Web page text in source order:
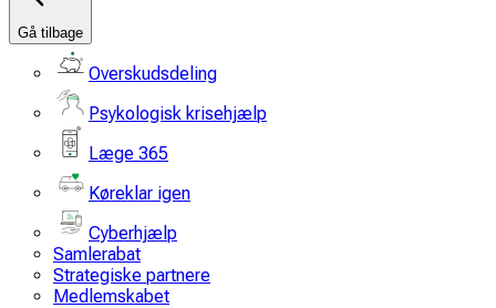
Gå tilbage
Overskudsdeling
Psykologisk krisehjælp
Læge 365
Køreklar igen
Cyberhjælp
Samlerabat
Strategiske partnere
Medlemskabet